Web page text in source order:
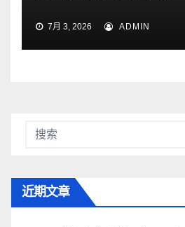
7月 3, 2026 ADMIN
近期文章